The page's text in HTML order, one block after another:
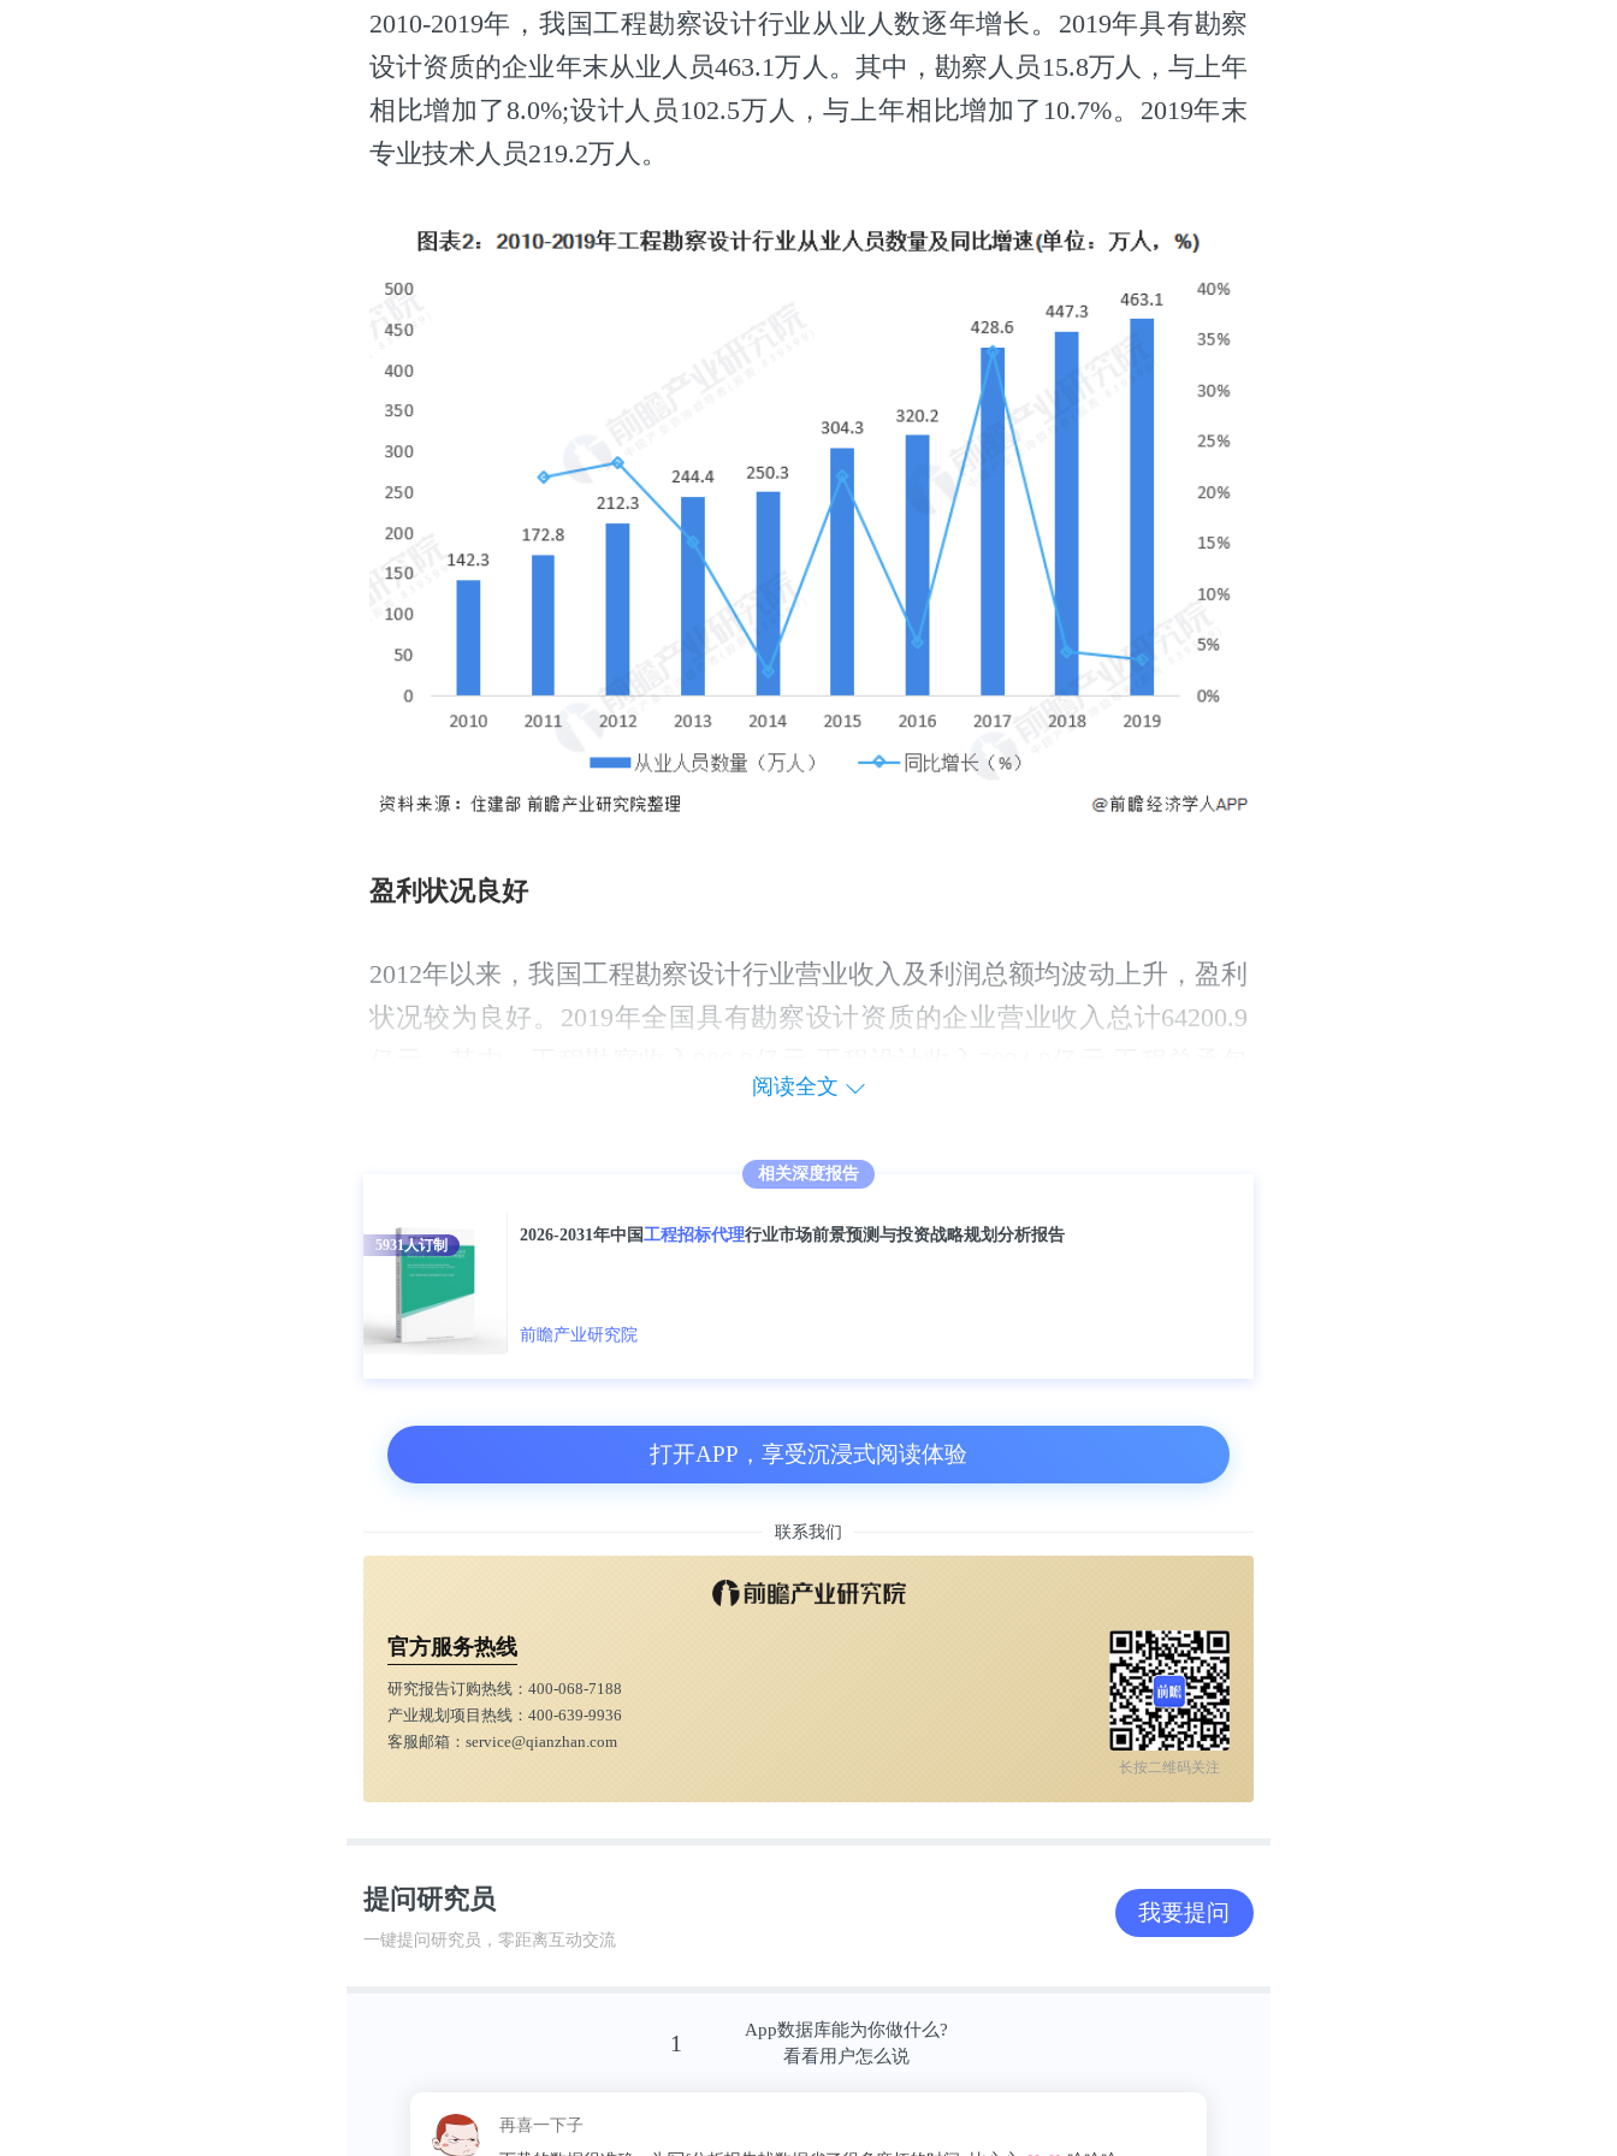
2010-2019年，我国工程勘察设计行业从业人数逐年增长。2019年具有勘察
设计资质的企业年末从业人员463.1万人。其中，勘察人员15.8万人，与上年
相比增加了8.0%;设计人员102.5万人，与上年相比增加了10.7%。2019年末
专业技术人员219.2万人。
盈利状况良好
2012年以来，我国工程勘察设计行业营业收入及利润总额均波动上升，盈利
状况较为良好。2019年全国具有勘察设计资质的企业营业收入总计64200.9
收入33638.6亿元;其他工程咨询业务收入796.0亿元。
具有勘察设计资质的企业全年营业利润2803.0亿元;利润总额2721.6亿元;净利
润2285.2亿元。
新签合同额逐年增长
近年来，我国企业工程勘察设计新签合同额呈逐年增长趋势。2019年，具有
勘察设计资质的企业工程勘察设计新签合同额合计8074.2亿元。其中，房屋
建筑工程设计新签合同额2477.1亿元，市政工程设计新签合同额977.4亿元。
阅读全文
相关深度报告
2026-2031年中国工程招标代理行业市场前景预测与投资战略规划分析报告
前瞻产业研究院
5931人订制
打开APP，享受沉浸式阅读体验
联系我们
官方服务热线
研究报告订购热线：400-068-7188
产业规划项目热线：400-639-9936
客服邮箱：service@qianzhan.com
长按二维码关注
提问研究员
一键提问研究员，零距离互动交流
我要提问
1
App数据库能为你做什么?
看看用户怎么说
这昵称我pick了